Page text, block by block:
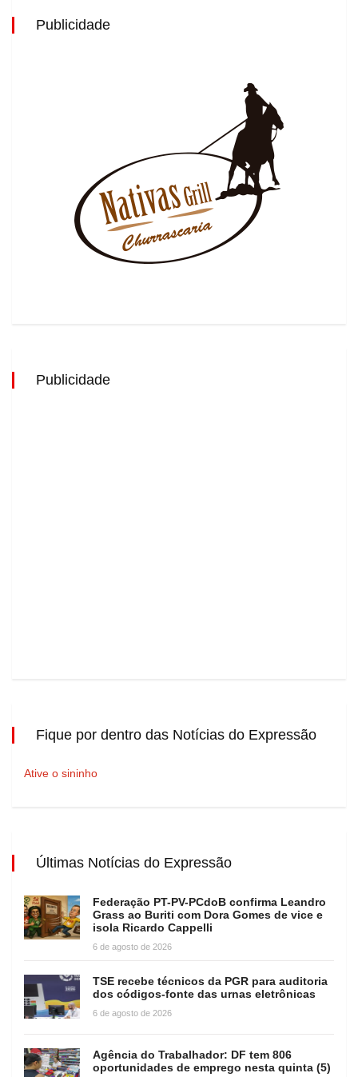
Publicidade
Publicidade
Fique por dentro das Notícias do Expressão
Ative o sininho
Últimas Notícias do Expressão
Federação PT-PV-PCdoB confirma Leandro
Grass ao Buriti com Dora Gomes de vice e
isola Ricardo Cappelli
6 de agosto de 2026
TSE recebe técnicos da PGR para auditoria
dos códigos-fonte das urnas eletrônicas
6 de agosto de 2026
Agência do Trabalhador: DF tem 806
oportunidades de emprego nesta quinta (5)